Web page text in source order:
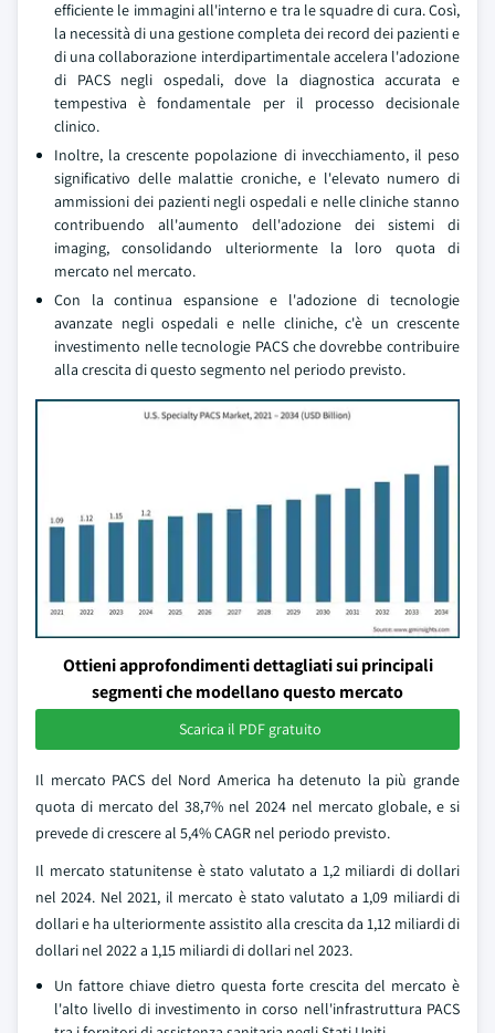
efficiente le immagini all'interno e tra le squadre di cura. Così,
la necessità di una gestione completa dei record dei pazienti e
di una collaborazione interdipartimentale accelera l'adozione
di PACS negli ospedali, dove la diagnostica accurata e
tempestiva è fondamentale per il processo decisionale
clinico.
Inoltre, la crescente popolazione di invecchiamento, il peso
significativo delle malattie croniche, e l'elevato numero di
ammissioni dei pazienti negli ospedali e nelle cliniche stanno
contribuendo all'aumento dell'adozione dei sistemi di
imaging, consolidando ulteriormente la loro quota di
mercato nel mercato.
Con la continua espansione e l'adozione di tecnologie
avanzate negli ospedali e nelle cliniche, c'è un crescente
investimento nelle tecnologie PACS che dovrebbe contribuire
alla crescita di questo segmento nel periodo previsto.
Ottieni approfondimenti dettagliati sui principali
segmenti che modellano questo mercato
Scarica il PDF gratuito
Il mercato PACS del Nord America ha detenuto la più grande
quota di mercato del 38,7% nel 2024 nel mercato globale, e si
prevede di crescere al 5,4% CAGR nel periodo previsto.
Il mercato statunitense è stato valutato a 1,2 miliardi di dollari
nel 2024. Nel 2021, il mercato è stato valutato a 1,09 miliardi di
dollari e ha ulteriormente assistito alla crescita da 1,12 miliardi di
dollari nel 2022 a 1,15 miliardi di dollari nel 2023.
Un fattore chiave dietro questa forte crescita del mercato è
l'alto livello di investimento in corso nell'infrastruttura PACS